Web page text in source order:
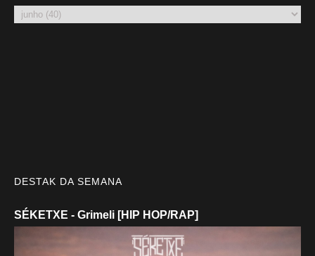
DESTAK DA SEMANA
SÉKETXE - Grimeli [HIP HOP/RAP]